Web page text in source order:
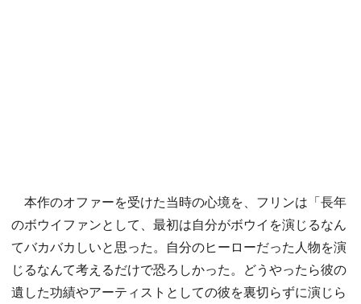
本作のオファーを受けた当時の心境を、フリンは「⻑年
のボウイファンとして、最初は自分がボウイを演じるなん
てバカバカしいと思った。自分のヒーローだった人物を演
じるなんて考えるだけで恐ろしかった。どうやったら彼の
遺した功績やアーティストとしての彼を裏切らずに演じら